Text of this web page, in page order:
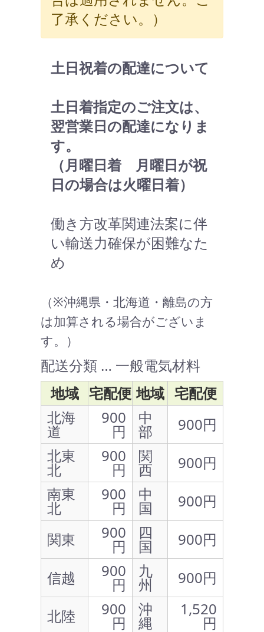
了承ください。）
土日祝着の配達について
土日着指定のご注文は、
翌営業日の配達になりま
す。
（月曜日着 月曜日が祝
日の場合は火曜日着）
働き方改革関連法案に伴
い輸送力確保が困難なた
め
（※沖縄県・北海道・離島の方
は加算される場合がございま
す。）
配送分類 … 一般電気材料
地域 宅配便 地域 宅配便
北海
道
900
円
中
部
900円
北東
北
900
円
関
西
900円
南東
北
900
円
中
国
900円
関東
900
円
四
国
900円
信越
900
円
九
州
900円
北陸
900
円
沖
縄
1,520
円